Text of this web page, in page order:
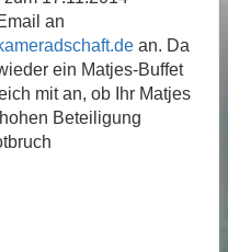
an
an. Da
ein Matjes-Buffet
mit an, ob Ihr Matjes
Beteiligung